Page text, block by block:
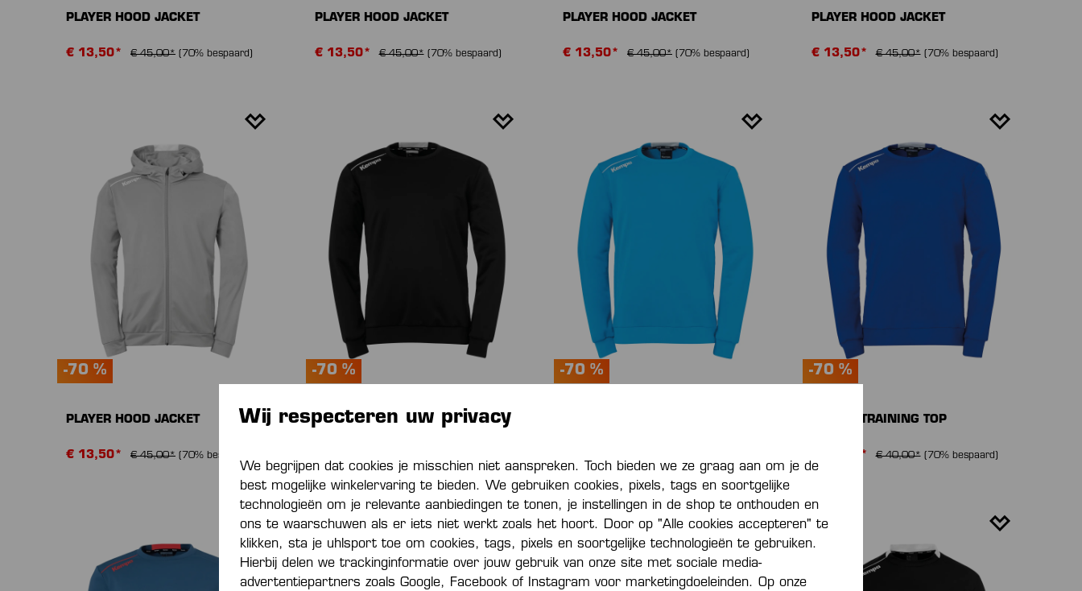
PLAYER HOOD JACKET
€ 13,50* € 45,00* (70% bespaard)
PLAYER HOOD JACKET
€ 13,50* € 45,00* (70% bespaard)
PLAYER HOOD JACKET
€ 13,50* € 45,00* (70% bespaard)
PLAYER HOOD JACKET
€ 13,50* € 45,00* (70% bespaard)
-70 %
PLAYER HOOD JACKET
€ 13,50* € 45,00* (70% bespaard)
-70 %
PLAYER TRAINING TOP
-70 % -70 %
PLAYER TRAINING TOP
€ 12,00* € 40,00* (70% bespaard)
Wij respecteren uw privacy
We begrijpen dat cookies je misschien niet aanspreken. Toch bieden we ze graag aan om je de
best mogelijke winkelervaring te bieden. We gebruiken cookies, pixels, tags en soortgelijke
technologieën om je relevante aanbiedingen te tonen, je instellingen in de shop te onthouden en
ons te waarschuwen als er iets niet werkt zoals het hoort. Door op "Alle cookies accepteren" te
klikken, sta je uhlsport toe om cookies, tags, pixels en soortgelijke technologieën te gebruiken.
Hierbij delen we trackinginformatie over jouw gebruik van onze site met sociale media-
advertentiepartners zoals Google, Facebook of Instagram voor marketingdoeleinden. Op onze